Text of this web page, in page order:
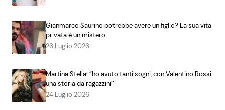
Gianmarco Saurino potrebbe avere un figlio? La sua vita
privata è un mistero
26 Luglio 2026
Martina Stella: “ho avuto tanti sogni, con Valentino Rossi
una storia da ragazzini”
24 Luglio 2026